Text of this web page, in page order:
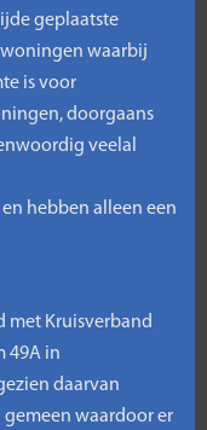
geplaatste
waarbij
is voor
doorgaans
veelal
hebben alleen een
met Kruisverband
49A in
daarvan
waardoor er